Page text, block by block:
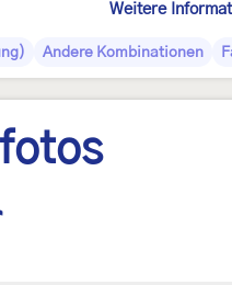
Weitere
Andere Kombinationen